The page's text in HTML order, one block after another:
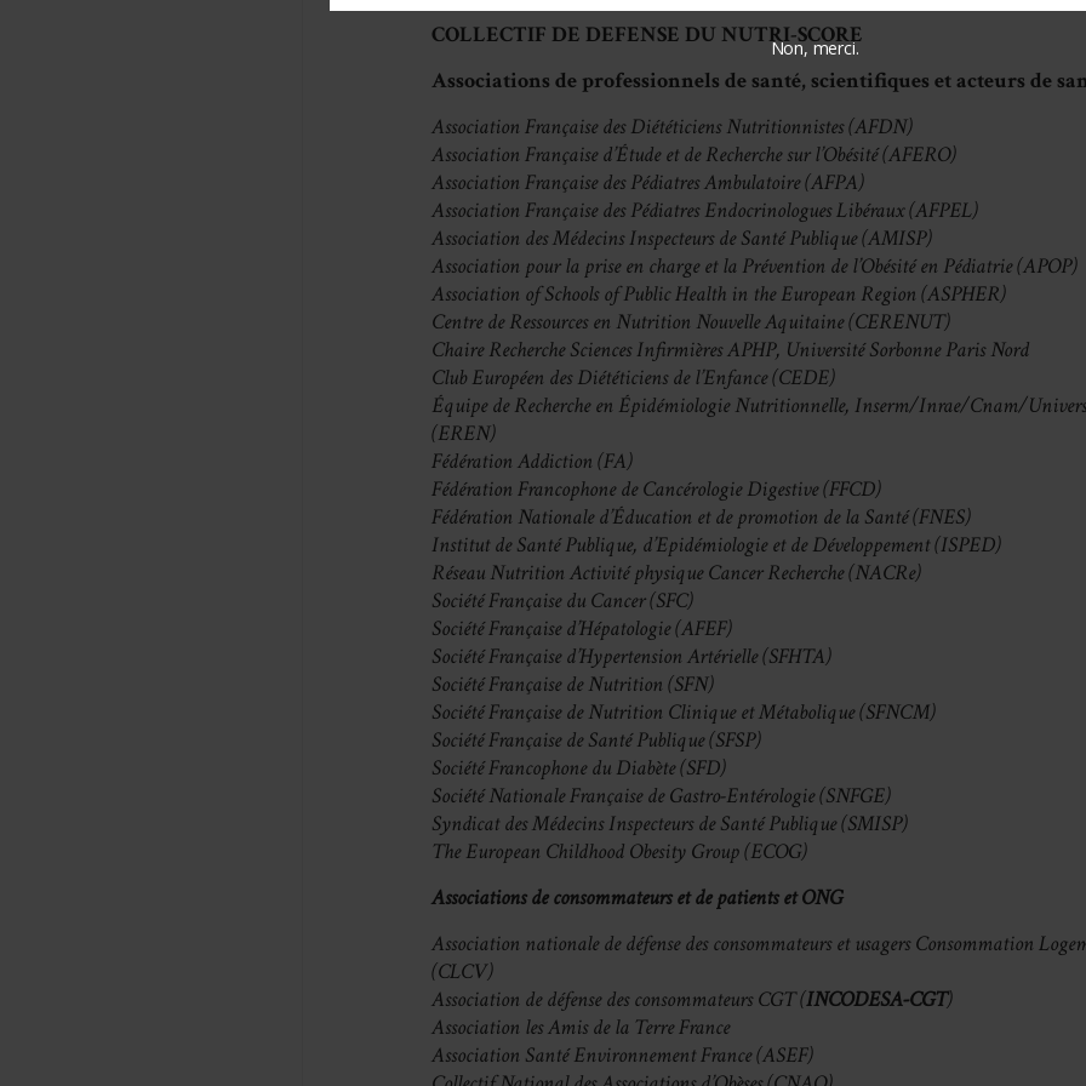
COLLECTIF DE DEFENSE DU NUTRI-SCORE
Associations de professionnels de santé, scientifiques et acteurs de
Association Française des Diététiciens Nutritionnistes (AFDN)
Association Française d’Étude et de Recherche sur l’Obésité (AFERO)
Association Française des Pédiatres Ambulatoire (AFPA)
Association Française des Pédiatres Endocrinologues Libéraux (AFPEL)
Association des Médecins Inspecteurs de Santé Publique (AMISP)
Association pour la prise en charge et la Prévention de l’Obésité en Pédiatrie (APOP)
Association of Schools of Public Health in the European Region (ASPHER)
Centre de Ressources en Nutrition Nouvelle Aquitaine (CERENUT)
Chaire Recherche Sciences Infirmières APHP, Université Sorbonne Paris Nord
Club Européen des Diététiciens de l’Enfance (CEDE)
Équipe de Recherche en Épidémiologie Nutritionnelle, Inserm/Inrae/Cnam/
(EREN)
Fédération Addiction (FA)
Fédération Francophone de Cancérologie Digestive (FFCD)
Fédération Nationale d’Éducation et de promotion de la Santé (FNES)
Institut de Santé Publique, d’Epidémiologie et de Développement (ISPED)
Réseau Nutrition Activité physique Cancer Recherche (NACRe)
Société Française du Cancer (SFC)
Société Française d’Hépatologie (AFEF)
Société Française d’Hypertension Artérielle (SFHTA)
Société Française de Nutrition (SFN)
Société Française de Nutrition Clinique et Métabolique (SFNCM)
Société Française de Santé Publique (SFSP)
Société Francophone du Diabète (SFD)
Société Nationale Française de Gastro-Entérologie (SNFGE)
Syndicat des Médecins Inspecteurs de Santé Publique (SMISP)
The European Childhood Obesity Group (ECOG)
Associations de consommateurs et de patients et ONG
Association nationale de défense des consommateurs et usagers Consommation
(CLCV)
Association de défense des consommateurs CGT (INCODESA-CGT)
Association les Amis de la Terre France
Association Santé Environnement France (ASEF)
Non, merci.